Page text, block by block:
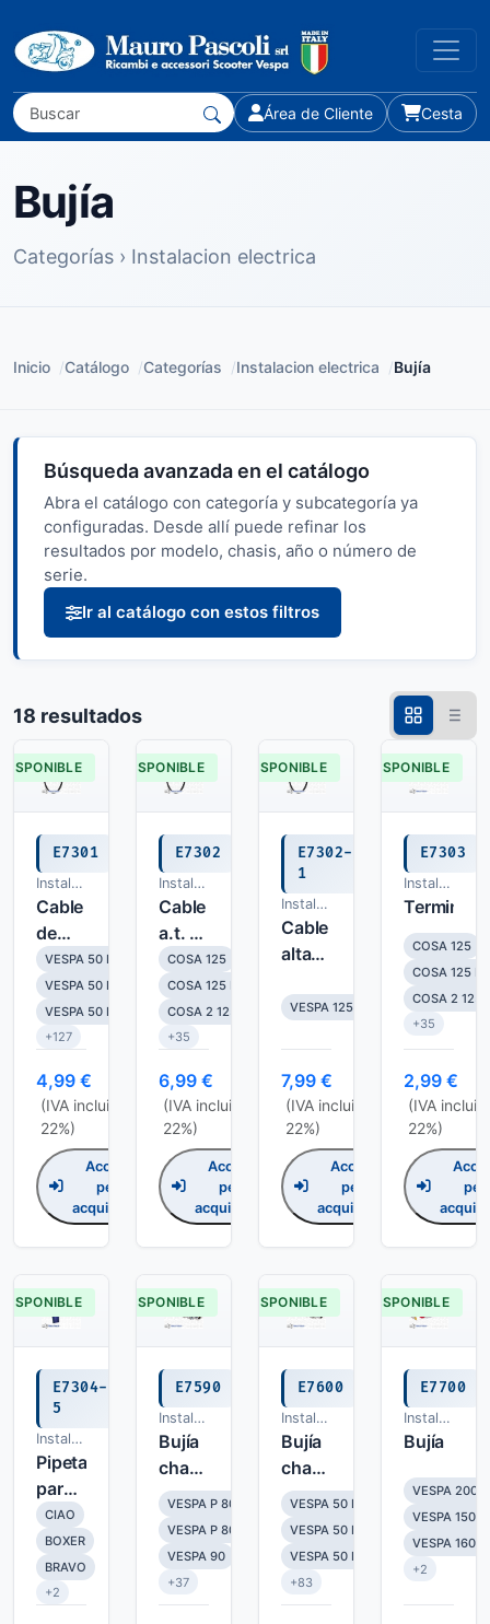
Área de Cliente Cesta
Bujía
Categorías › Instalacion electrica
Inicio /Catálogo /Categorías /Instalacion electrica /Bujía
Búsqueda avanzada en el catálogo
Abra el catálogo con categoría y subcategoría ya
configuradas. Desde allí puede refinar los
resultados por modelo, chasis, año o número de
serie.
Ir al catálogo con estos filtros
18 resultados
DISPONIBLE
E7301
Instalacion
electrica
Cable
de
alto
voltaje
de 60
cm
VESPA 50 N
VESPA 50 L
VESPA 50 R
+127
4,99 €
(IVA incluido,
22%)
Accedi
per
acquistare
DISPONIBLE
E7302
Instalacion
electrica
Cable
a.t. +
terminal
COSA 125
COSA 125 ELESTART
COSA 2 125
+35
6,99 €
(IVA incluido,
22%)
Accedi
per
acquistare
DISPONIBLE
E7302-
1
Instalacion
electrica
Cable
alta
con
para
bujia,
Vespa
VESPA 125 PRIMAVERA ET3
7,99 €
(IVA incluido,
22%)
Accedi
per
acquistare
DISPONIBLE
E7303
Instalacion
electrica
Terminal
COSA 125
COSA 125
COSA 2 125
+35
2,99 €
(IVA
22%)
per
DISPONIBLE
E7304-
5
Instalacion
electrica
Pipeta
para
cable
alta
tension
de
CIAO
BOXER
BRAVO
+2
DISPONIBLE
E7590
Instalacion
electrica
Bujía
champion
l 82 c
a
filetto
corto
VESPA P 80/P 80 E
VESPA P 80 X / PX 80 E
VESPA 90
+37
DISPONIBLE
E7600
Instalacion
electrica
Bujía
champion
l 86 c
a
filetto
corto
VESPA 50 N
VESPA 50 L
VESPA 50 R
+83
DISPONIBLE
E7700
Instalacion
electrica
Bujía
VESPA 200
VESPA 150
VESPA 160
+2